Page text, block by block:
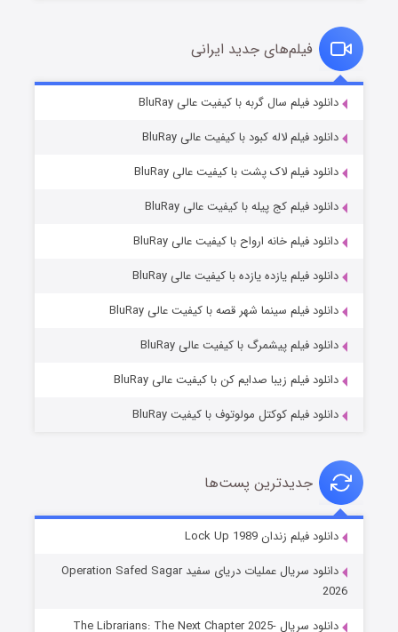
قسمت۶ (زیرنویس) منتشر شد
شوهر
فیلم‌های جدید ایرانی
دانلود فیلم سال گربه با کیفیت عالی BluRay
دانلود فیلم لاله کبود با کیفیت عالی BluRay
دانلود فیلم لاک پشت با کیفیت عالی BluRay
دانلود فیلم کج‌ پیله با کیفیت عالی BluRay
دانلود فیلم خانه ارواح با کیفیت عالی BluRay
دانلود فیلم یازده یازده با کیفیت عالی BluRay
دانلود فیلم سینما شهر قصه با کیفیت عالی BluRay
دانلود فیلم پیشمرگ با کیفیت عالی BluRay
دانلود فیلم زیبا صدایم کن با کیفیت عالی BluRay
دانلود فیلم کوکتل مولوتوف با کیفیت BluRay
جدیدترین پست‌ها
دانلود فیلم زندان Lock Up 1989
دانلود سریال عملیات دریای سفید Operation Safed Sagar
2026
دانلود سریال The Librarians: The Next Chapter 2025-